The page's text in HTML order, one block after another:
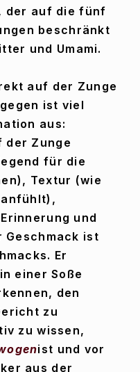
der auf die fünf
beschränkt
und Umami.
auf der Zunge
ist viel
aus:
der Zunge
für die
Textur (wie
anfühlt),
und
Geschmack ist
Er
einer Soße
den
zu
zu wissen,
ist und vor
aus der